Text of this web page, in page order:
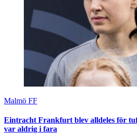
Malmö FF
Eintracht Frankfurt blev alldeles för
var aldrig i fara